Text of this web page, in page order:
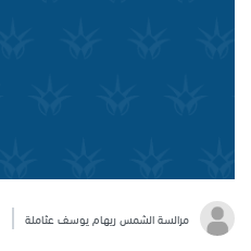
مرالسة الشمس ريهام يوسف عثاملة